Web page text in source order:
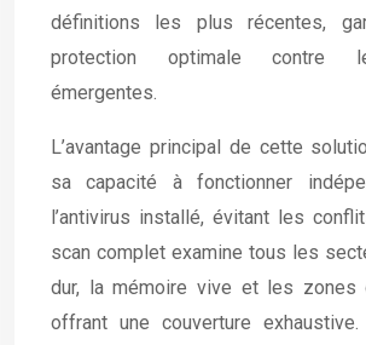
définitions les plus récentes,
protection optimale contre
émergentes.
L’avantage principal de cette
sa capacité à fonctionner
l’antivirus installé, évitant les
scan complet examine tous les
dur, la mémoire vive et les zones
offrant une couverture